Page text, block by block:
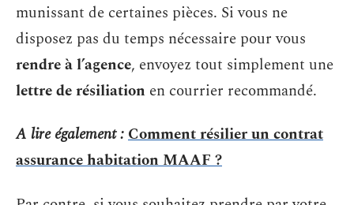
munissant de certaines pièces. Si vous ne
disposez pas du temps nécessaire pour vous
rendre à l’agence, envoyez tout simplement une
lettre de résiliation en courrier recommandé.
A lire également :Comment résilier un contrat
assurance habitation MAAF ?